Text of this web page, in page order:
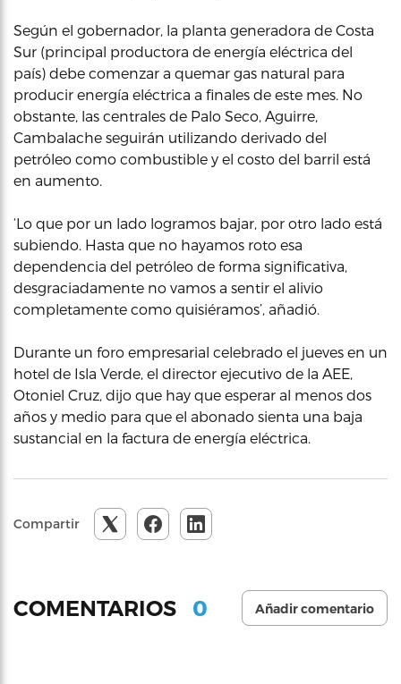
Según el gobernador, la planta generadora de Costa
Sur (principal productora de energía eléctrica del
país) debe comenzar a quemar gas natural para
producir energía eléctrica a finales de este mes. No
obstante, las centrales de Palo Seco, Aguirre,
Cambalache seguirán utilizando derivado del
petróleo como combustible y el costo del barril está
en aumento.
‘Lo que por un lado logramos bajar, por otro lado está
subiendo. Hasta que no hayamos roto esa
dependencia del petróleo de forma significativa,
desgraciadamente no vamos a sentir el alivio
completamente como quisiéramos’, añadió.
Durante un foro empresarial celebrado el jueves en un
hotel de Isla Verde, el director ejecutivo de la AEE,
Otoniel Cruz, dijo que hay que esperar al menos dos
años y medio para que el abonado sienta una baja
sustancial en la factura de energía eléctrica.
Compartir
COMENTARIOS 0 Añadir comentario